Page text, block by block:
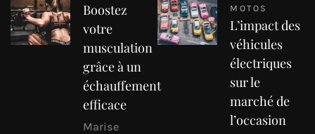
Boostez
votre
musculation
grâce à un
échauffement
efficace
Marise
MOTOS
L’impact des
véhicules
électriques
sur le
marché de
l’occasion